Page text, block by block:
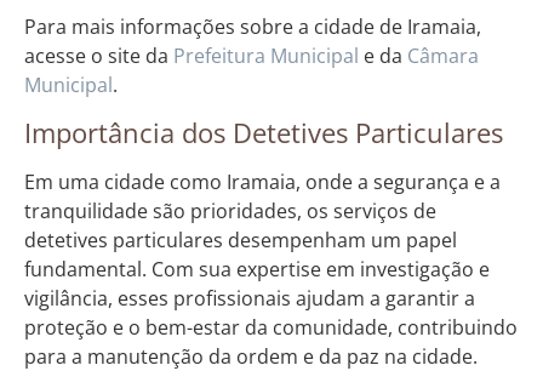
Para mais informações sobre a cidade de Iramaia,
acesse o site da Prefeitura Municipal e da Câmara
Municipal.
Importância dos Detetives Particulares
Em uma cidade como Iramaia, onde a segurança e a
tranquilidade são prioridades, os serviços de
detetives particulares desempenham um papel
fundamental. Com sua expertise em investigação e
vigilância, esses profissionais ajudam a garantir a
proteção e o bem-estar da comunidade, contribuindo
para a manutenção da ordem e da paz na cidade.